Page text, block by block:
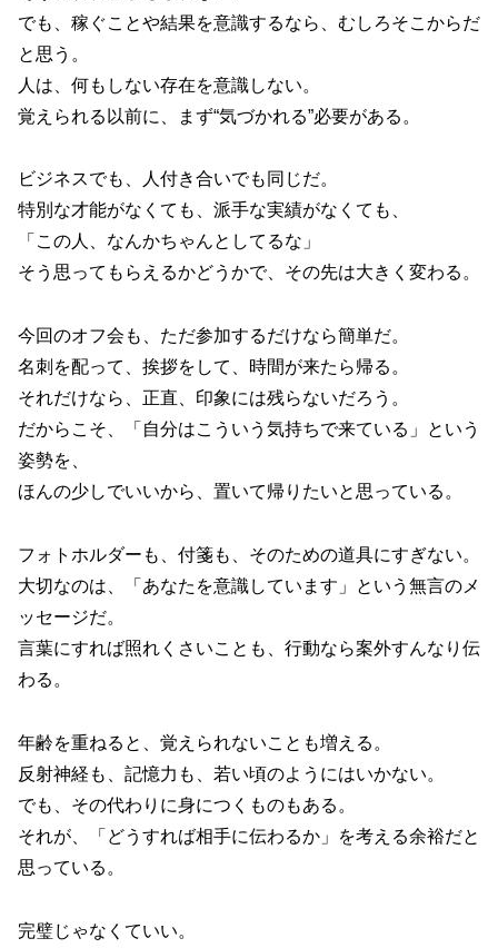
でも、稼ぐことや結果を意識するなら、むしろそこからだ
と思う。
人は、何もしない存在を意識しない。
覚えられる以前に、まず“気づかれる”必要がある。
ビジネスでも、人付き合いでも同じだ。
特別な才能がなくても、派手な実績がなくても、
「この人、なんかちゃんとしてるな」
そう思ってもらえるかどうかで、その先は大きく変わる。
今回のオフ会も、ただ参加するだけなら簡単だ。
名刺を配って、挨拶をして、時間が来たら帰る。
それだけなら、正直、印象には残らないだろう。
だからこそ、「自分はこういう気持ちで来ている」という
姿勢を、
ほんの少しでいいから、置いて帰りたいと思っている。
フォトホルダーも、付箋も、そのための道具にすぎない。
大切なのは、「あなたを意識しています」という無言のメ
ッセージだ。
言葉にすれば照れくさいことも、行動なら案外すんなり伝
わる。
年齢を重ねると、覚えられないことも増える。
反射神経も、記憶力も、若い頃のようにはいかない。
でも、その代わりに身につくものもある。
それが、「どうすれば相手に伝わるか」を考える余裕だと
思っている。
完璧じゃなくていい。